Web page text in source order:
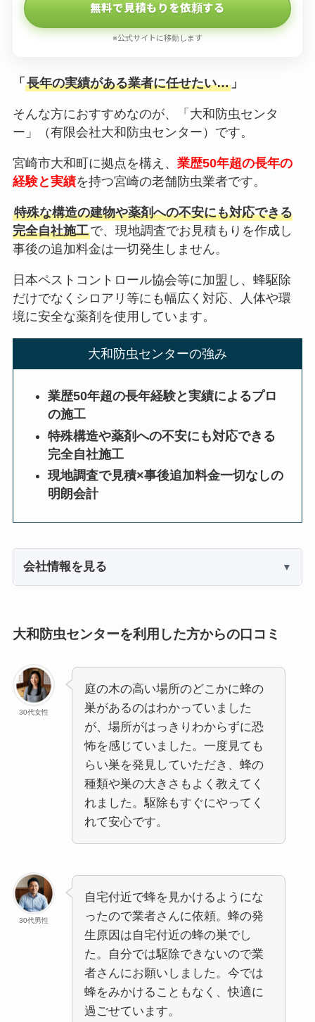
無料で見積もりを依頼する
※公式サイトに移動します
「 長年の実績がある業者に任せたい…」
そんな方におすすめなのが、「大和防虫センタ
ー」（有限会社大和防虫センター）です。
宮崎市大和町に拠点を構え、 業歴50年超の長年の
経験と実績を持つ宮崎の老舗防虫業者です。
特殊な構造の建物や薬剤への不安にも対応できる
完全自社施工で、現地調査でお見積もりを作成し
事後の追加料金は一切発生しません。
日本ペストコントロール協会等に加盟し、蜂駆除
だけでなくシロアリ等にも幅広く対応、人体や環
境に安全な薬剤を使用しています。
大和防虫センターの強み
業歴50年超の長年経験と実績によるプロ
の施工
特殊構造や薬剤への不安にも対応できる
完全自社施工
現地調査で見積×事後追加料金一切なしの
明朗会計
会社情報を見る
大和防虫センターを利用した方からの口コミ
30代女性
庭の木の高い場所のどこかに蜂の
巣があるのはわかっていました
が、場所がはっきりわからずに恐
怖を感じていました。一度見ても
らい巣を発見していただき、蜂の
種類や巣の大きさもよく教えてく
れました。駆除もすぐにやってく
れて安心です。
30代男性
自宅付近で蜂を見かけるようにな
ったので業者さんに依頼。蜂の発
生原因は自宅付近の蜂の巣でし
た。自分では駆除できないので業
者さんにお願いしました。今では
蜂をみかけることもなく、快適に
過ごせています。